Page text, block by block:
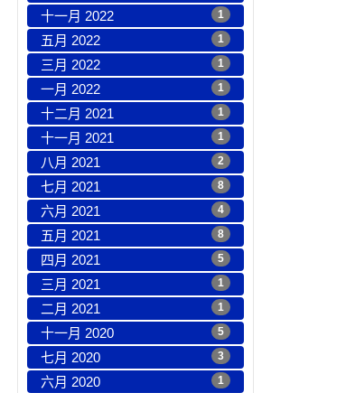
十一月 2022 1
五月 2022 1
三月 2022 1
一月 2022 1
十二月 2021 1
十一月 2021 1
八月 2021 2
七月 2021 8
六月 2021 4
五月 2021 8
四月 2021 5
三月 2021 1
二月 2021 1
十一月 2020 5
七月 2020 3
六月 2020 1